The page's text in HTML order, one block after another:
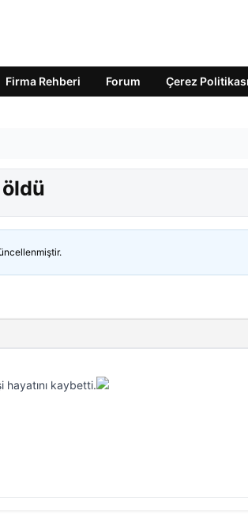
Firma Rehberi Forum Çerez Politikası
öldü
hayatını kaybetti.